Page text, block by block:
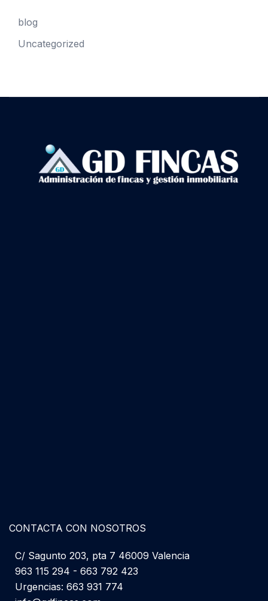
blog
Uncategorized
CONTACTA CON NOSOTROS
C/ Sagunto 203, pta 7 46009 Valencia
963 115 294 - 663 792 423
Urgencias: 663 931 774